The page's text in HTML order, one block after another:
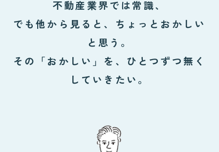
不動産業界では常識、
でも他から見ると、ちょっとおかしい
と思う。
その「おかしい」を、ひとつずつ無く
していきたい。